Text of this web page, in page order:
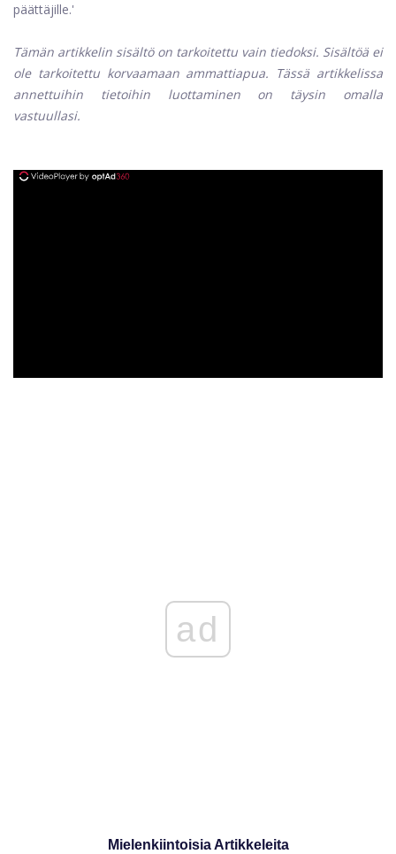
päättäjille.'
Tämän artikkelin sisältö on tarkoitettu vain tiedoksi. Sisältöä ei
ole tarkoitettu korvaamaan ammattiapua. Tässä artikkelissa
annettuihin tietoihin luottaminen on täysin omalla
vastuullasi.
ad
Mielenkiintoisia Artikkeleita